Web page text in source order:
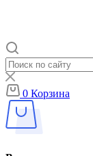
0 Корзина